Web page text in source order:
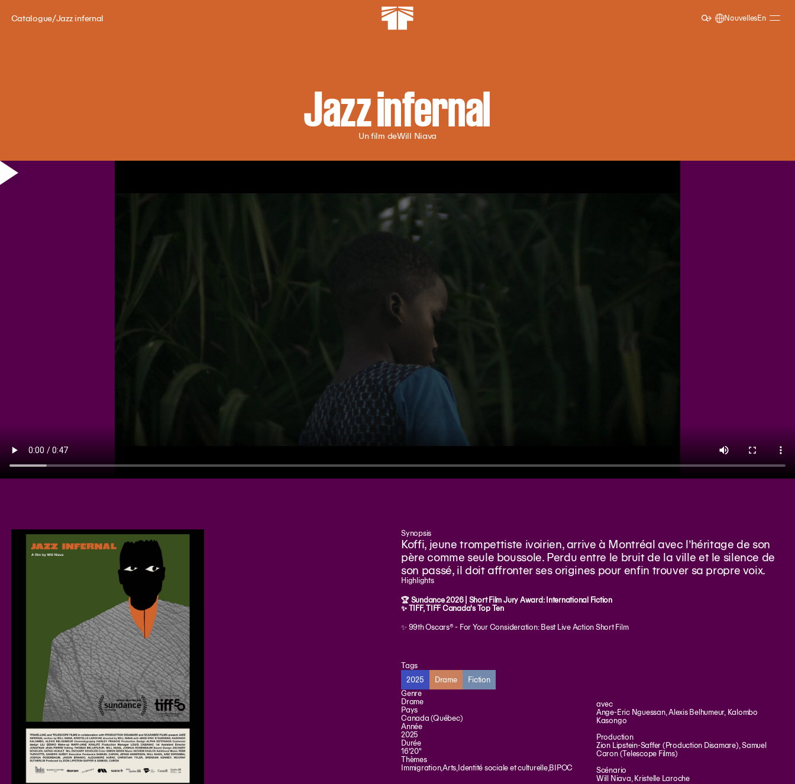
Catalogue/Jazz infernal NouvellesEn
Jazz infernal
Un film deWill Niava
Synopsis
Koffi, jeune trompettiste ivoirien, arrive à Montréal avec l’héritage de son
père comme seule boussole. Perdu entre le bruit de la ville et le silence de
son passé, il doit affronter ses origines pour enfin trouver sa propre voix.
Highlights
🏆 Sundance 2026 | Short Film Jury Award: International Fiction
✨ TIFF, TIFF Canada's Top Ten
✨ 99th Oscars® - For Your Consideration: Best Live Action Short Film
Tags
2025
Drame
Fiction
Genre
Drame
Pays
Canada (Québec)
Année
2025
Durée
16'20"
Thèmes
Immigration,Arts Identité sociale et culturelle, BIPOC
avec
Ange-Eric Nguessan, Alexis Belhumeur, Kalombo
Kasongo
Production
Zion Lipstein-Saffer (Production Disamare), Samuel
Caron (Telescope Films)
Scénario
Will Niava, Kristelle Laroche